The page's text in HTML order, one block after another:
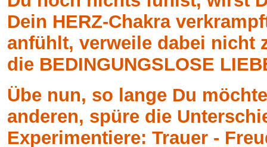
Dein HERZ-Chakra
anfühlt, verweile dabei nicht
die BEDINGUNGSLOSE
Übe nun, so lange Du
anderen, spüre die
Experimentiere: Trauer -